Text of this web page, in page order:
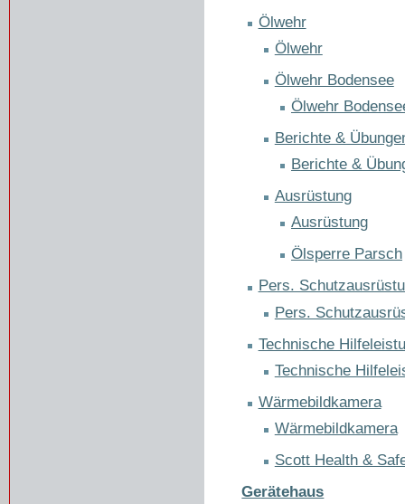
Ölwehr
Ölwehr
Ölwehr Bodensee
Ölwehr
Berichte &
Berichte &
Ausrüstung
Ausrüstung
Ölsperre Parsch
Pers.
Pers.
Technische
Technische
Wärmebildkamera
Wärmebildkamera
Scott Health &
Gerätehaus